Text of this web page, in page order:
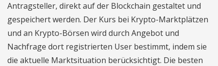
Antragsteller, direkt auf der Blockchain gestaltet und
gespeichert werden. Der Kurs bei Krypto-Marktplätzen
und an Krypto-Börsen wird durch Angebot und
Nachfrage dort registrierten User bestimmt, indem sie
die aktuelle Marktsituation berücksichtigt. Die besten